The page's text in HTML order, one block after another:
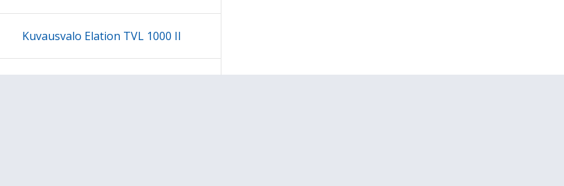
Kuvausvalo Elation TVL 1000 II